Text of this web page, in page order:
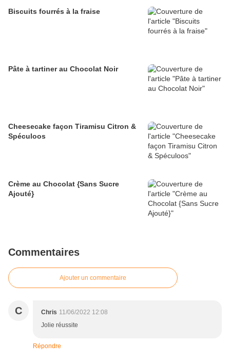
Biscuits fourrés à la fraise
Pâte à tartiner au Chocolat Noir
Cheesecake façon Tiramisu Citron &
Spéculoos
Crème au Chocolat {Sans Sucre
Ajouté}
Commentaires
Ajouter un commentaire
C Chris 11/06/2022 12:08
Jolie réussite
Répondre